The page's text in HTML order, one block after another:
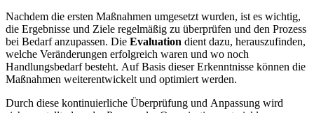
Nachdem die ersten Maßnahmen umgesetzt wurden, ist es wichtig,
die Ergebnisse und Ziele regelmäßig zu überprüfen und den Prozess
bei Bedarf anzupassen. Die Evaluation dient dazu, herauszufinden,
welche Veränderungen erfolgreich waren und wo noch
Handlungsbedarf besteht. Auf Basis dieser Erkenntnisse können die
Maßnahmen weiterentwickelt und optimiert werden.
Durch diese kontinuierliche Überprüfung und Anpassung wird